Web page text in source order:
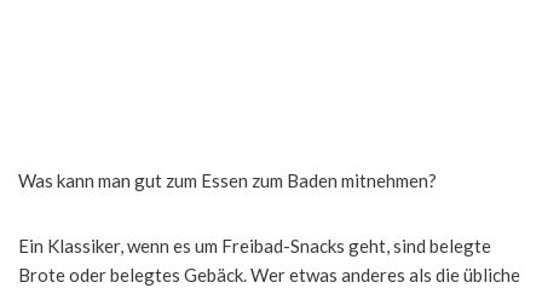
Was kann man gut zum Essen zum Baden mitnehmen?
Ein Klassiker, wenn es um Freibad-Snacks geht, sind belegte
Brote oder belegtes Gebäck. Wer etwas anderes als die übliche